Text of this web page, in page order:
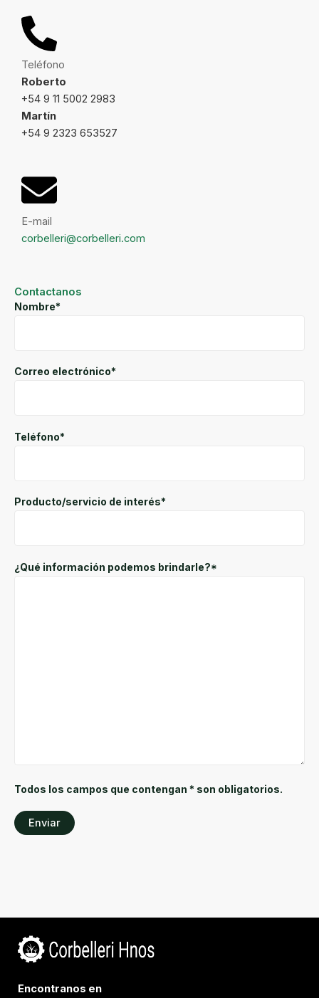
Teléfono
Roberto
+54 9 11 5002 2983
Martín
+54 9 2323 653527
E-mail
corbelleri@corbelleri.com
Contactanos
Nombre*
Correo electrónico*
Teléfono*
Producto/servicio de interés*
¿Qué información podemos brindarle?*
Todos los campos que contengan * son obligatorios.
Encontranos en